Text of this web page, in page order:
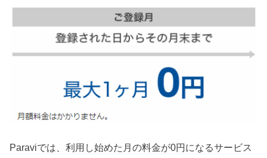
Paraviでは、利用し始めた月の料金が0円になるサービス